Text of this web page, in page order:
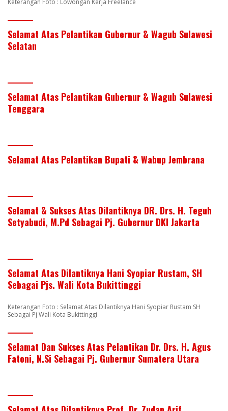
Keterangan Foto : Lowongan Kerja Freelance
Selamat Atas Pelantikan Gubernur & Wagub Sulawesi
Selatan
Selamat Atas Pelantikan Gubernur & Wagub Sulawesi
Tenggara
Selamat Atas Pelantikan Bupati & Wabup Jembrana
Selamat & Sukses Atas Dilantiknya DR. Drs. H. Teguh
Setyabudi, M.Pd Sebagai Pj. Gubernur DKI Jakarta
Selamat Atas Dilantiknya Hani Syopiar Rustam, SH
Sebagai Pjs. Wali Kota Bukittinggi
Keterangan Foto : Selamat Atas Dilantiknya Hani Syopiar Rustam SH
Sebagai Pj Wali Kota Bukittinggi
Selamat Dan Sukses Atas Pelantikan Dr. Drs. H. Agus
Fatoni, N.Si Sebagai Pj. Gubernur Sumatera Utara